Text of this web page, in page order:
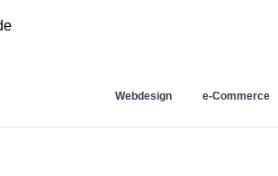
Webdesign e-Commerce